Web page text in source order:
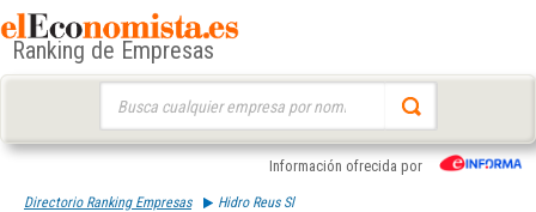
Ranking de Empresas
Información ofrecida por
Directorio Ranking Empresas Hidro Reus Sl